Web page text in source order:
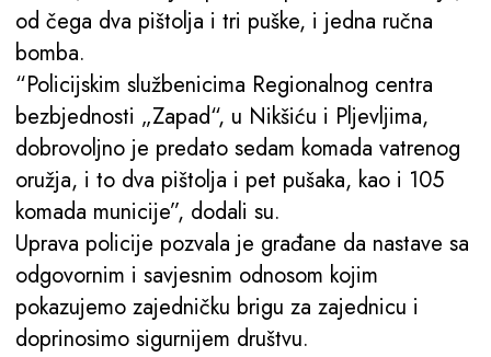
od čega dva pištolja i tri puške, i jedna ručna
bomba.
“Policijskim službenicima Regionalnog centra
bezbjednosti „Zapad“, u Nikšiću i Pljevljima,
dobrovoljno je predato sedam komada vatrenog
oružja, i to dva pištolja i pet pušaka, kao i 105
komada municije”, dodali su.
Uprava policije pozvala je građane da nastave sa
odgovornim i savjesnim odnosom kojim
pokazujemo zajedničku brigu za zajednicu i
doprinosimo sigurnijem društvu.